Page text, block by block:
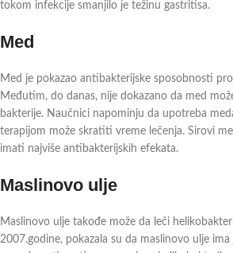
tokom infekcije smanjilo je težinu gastritisa.
Med
Med je pokazao antibakterijske sposobnosti
Međutim, do danas, nije dokazano da med
bakterije. Naučnici napominju da upotreba
terapijom može skratiti vreme lečenja. Sirovi
imati najviše antibakterijskih efekata.
Maslinovo ulje
Maslinovo ulje takođe može da leči
2007.godine, pokazala su da maslinovo ulje